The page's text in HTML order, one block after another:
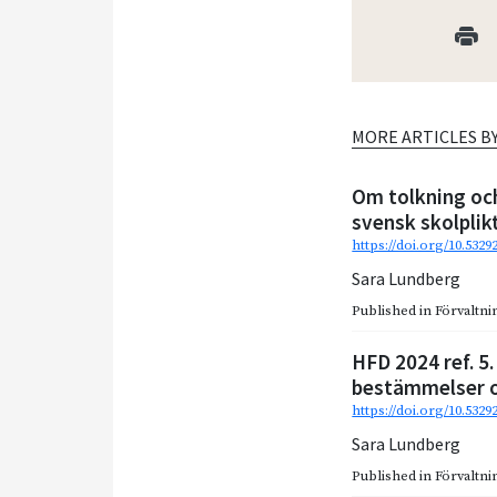
MORE ARTICLES
Om tolkning
svensk
https://doi.org/
Sara Lundberg
Published in
HFD 2024 ref.
bestämmelser
https://doi.org/
Sara Lundberg
Published in